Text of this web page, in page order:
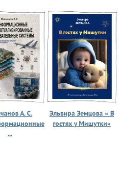
А. С.
...
Эльвира Земцова « В
гостях у Мишутки»